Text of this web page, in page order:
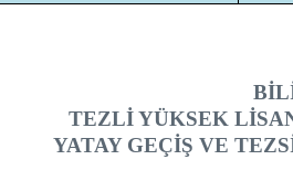
TEZLİ YÜKSEK
YATAY GEÇİŞ VE